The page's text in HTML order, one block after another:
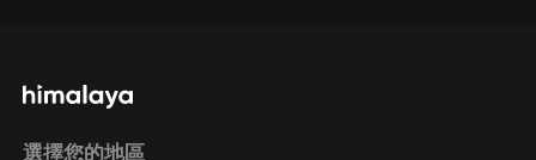
選擇您的地區